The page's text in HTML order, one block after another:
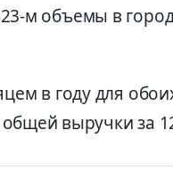
м объемы в
в году для
выручки за